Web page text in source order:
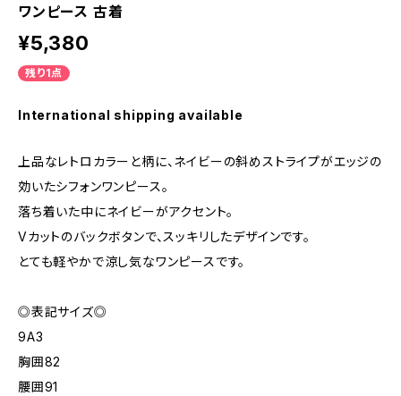
ワンピース 古着
¥5,380
残り1点
International shipping available
上品なレトロカラーと柄に、ネイビーの斜めストライプがエッジの
効いたシフォンワンピース。
落ち着いた中にネイビーがアクセント。
Vカットのバックボタンで、スッキリしたデザインです。
とても軽やかで涼し気なワンピースです。
◎表記サイズ◎
9A3
胸囲82
腰囲91